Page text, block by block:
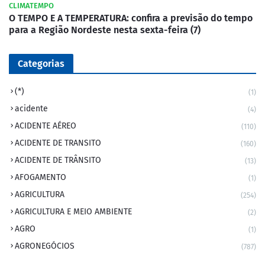
CLIMATEMPO
O TEMPO E A TEMPERATURA: confira a previsão do tempo
para a Região Nordeste nesta sexta-feira (7)
Categorias
(*) (1)
acidente (4)
ACIDENTE AÉREO (110)
ACIDENTE DE TRANSITO (160)
ACIDENTE DE TRÂNSITO (13)
AFOGAMENTO (1)
AGRICULTURA (254)
AGRICULTURA E MEIO AMBIENTE (2)
AGRO (1)
AGRONEGÓCIOS (787)